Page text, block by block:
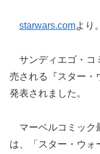
starwars.comより。
サンディエゴ・コ
売される『スター・
発表されました。
マーベルコミック
は、「スター・ウォ